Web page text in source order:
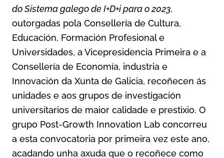
do Sistema galego de I+D+i para o 2023,
outorgadas pola Consellería de Cultura,
Educación, Formación Profesional e
Universidades, a Vicepresidencia Primeira e a
Consellería de Economía, industria e
Innovación da Xunta de Galicia, recoñecen ás
unidades e aos grupos de investigación
universitarios de maior calidade e prestixio. O
grupo Post-Growth Innovation Lab concorreu
a esta convocatoria por primeira vez este ano,
acadando unha axuda que o recoñece como